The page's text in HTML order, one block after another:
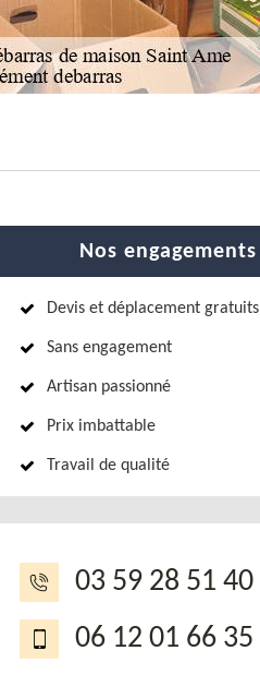
Nos engagements
Devis et déplacement gratuits
Sans engagement
Artisan passionné
Prix imbattable
Travail de qualité
03 59 28 51 40
06 12 01 66 35